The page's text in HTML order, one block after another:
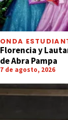
ONDA
Florencia y
de Abra Pampa
7 de agosto, 2026